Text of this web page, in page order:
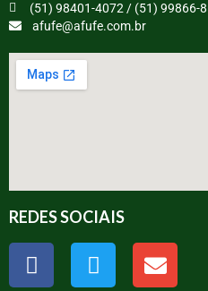
(51) 98401-4072 / (51) 99866-
afufe@afufe.com.br
REDES SOCIAIS